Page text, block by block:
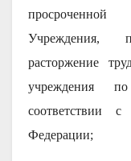
просроченной
Учреждения,
расторжение
учреждения
соответствии
Федерации;